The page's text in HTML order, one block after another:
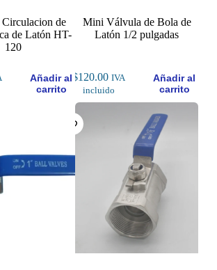
de
de Latón HT-
120
Añadir al
carrito
Mini Válvula de Bola de
Latón 1/2 pulgadas
$120.00 IVA
incluido
Añadir al
carrito